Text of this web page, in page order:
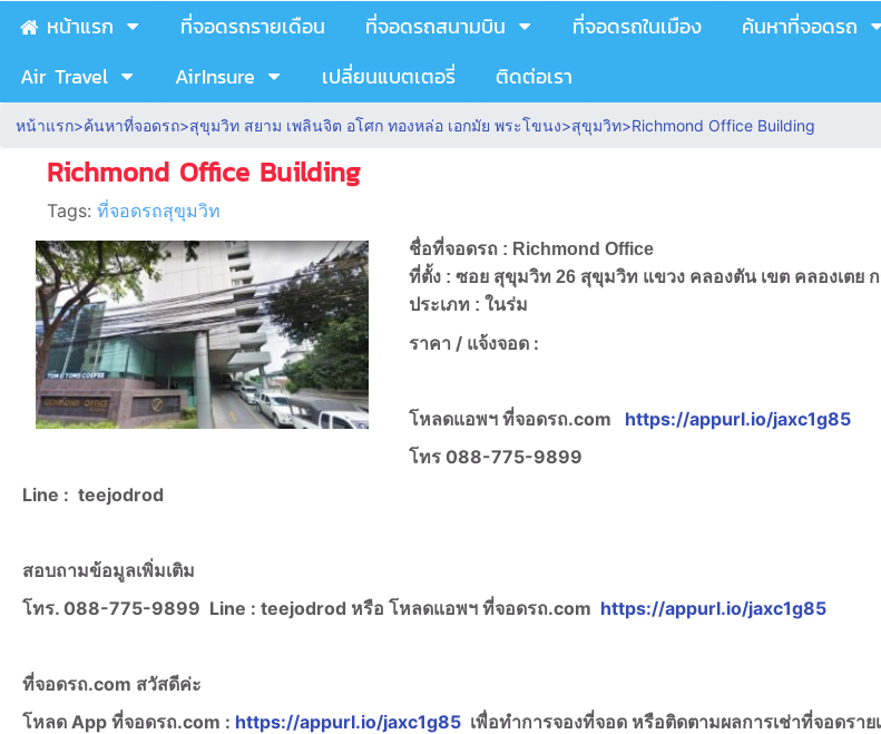
หน้าแรก ที่จอดรถรายเดือน ที่จอดรถสนามบิน ที่จอดรถในเมือง ค้นหาที่จอดรถ
Air Travel
AirInsure เปลี่ยนแบตเตอรี่ ติดต่อเรา
หน้าแรก>ค้นหาที่จอดรถ>สุขุมวิท สยาม เพลินจิต อโศก ทองหล่อ เอกมัย พระโขนง>สุขุมวิท>Richmond Office Building
Richmond Office Building
Tags: ที่จอดรถสุขุมวิท
ชื่อที่จอดรถ : Richmond Office
ที่ตั้ง : ซอย สุขุมวิท 26 สุขุมวิท แขวง คลองตัน เขต คลองเตย
ประเภท : ในร่ม
ราคา / แจ้งจอด :
โหลดแอพฯ ที่จอดรถ.com
https://appurl.io/jaxc1g85
โทร 088-775-9899
Line : teejodrod
สอบถามข้อมูลเพิ่มเติม
โทร. 088-775-9899 Line : teejodrod หรือ โหลดแอพฯ ที่จอดรถ.com https://appurl.io/jaxc1g85
ที่จอดรถ.com สวัสดีค่ะ
โหลด App ที่จอดรถ.com : https://appurl.io/jaxc1g85 เพื่อทำการจองที่จอด หรือติดตามผลการเช่าที่จอดราย